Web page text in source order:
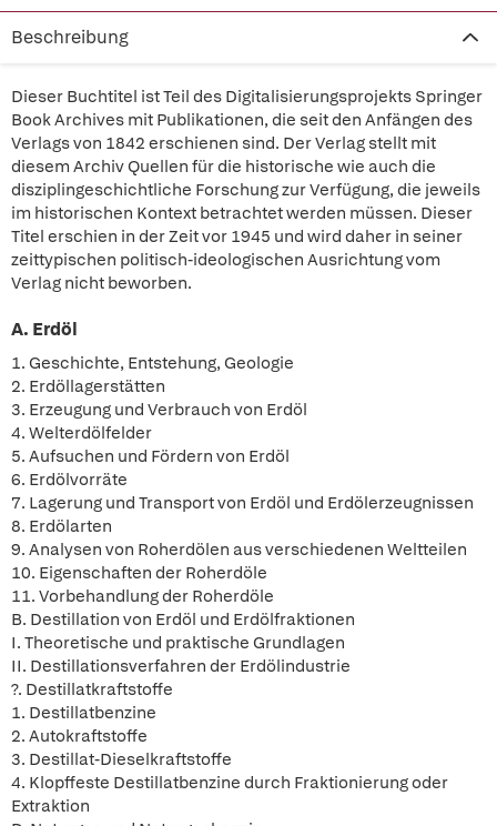
Beschreibung
Dieser Buchtitel ist Teil des Digitalisierungsprojekts Springer
Book Archives mit Publikationen, die seit den Anfängen des
Verlags von 1842 erschienen sind. Der Verlag stellt mit
diesem Archiv Quellen für die historische wie auch die
disziplingeschichtliche Forschung zur Verfügung, die jeweils
im historischen Kontext betrachtet werden müssen. Dieser
Titel erschien in der Zeit vor 1945 und wird daher in seiner
zeittypischen politisch-ideologischen Ausrichtung vom
Verlag nicht beworben.
A. Erdöl
1. Geschichte, Entstehung, Geologie
2. Erdöllagerstätten
3. Erzeugung und Verbrauch von Erdöl
4. Welterdölfelder
5. Aufsuchen und Fördern von Erdöl
6. Erdölvorräte
7. Lagerung und Transport von Erdöl und Erdölerzeugnissen
8. Erdölarten
9. Analysen von Roherdölen aus verschiedenen Weltteilen
10. Eigenschaften der Roherdöle
11. Vorbehandlung der Roherdöle
B. Destillation von Erdöl und Erdölfraktionen
I. Theoretische und praktische Grundlagen
II. Destillationsverfahren der Erdölindustrie
?. Destillatkraftstoffe
1. Destillatbenzine
2. Autokraftstoffe
3. Destillat-Dieselkraftstoffe
4. Klopffeste Destillatbenzine durch Fraktionierung oder
Extraktion